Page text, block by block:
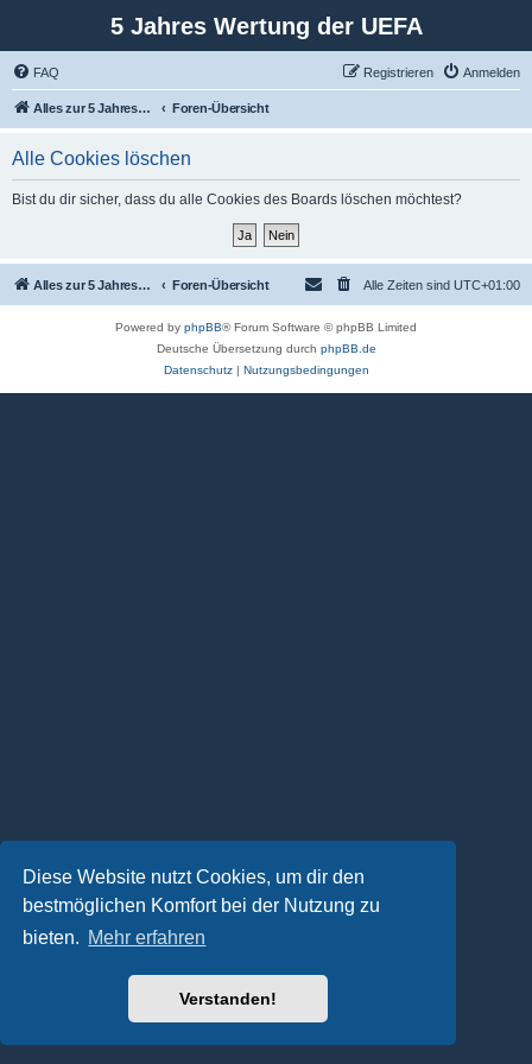
Diese Website nutzt Cookies, um dir den
bestmöglichen Komfort bei der Nutzung zu
bieten. Mehr erfahren
Verstanden!
5 Jahres Wertung der UEFA
FAQ Anmelden
Registrieren
Alles zur 5 Jahreswertung / Tabelle der UEFA mit vielen Statistiken. Foren-Übersicht
Alle Cookies löschen
Bist du dir sicher, dass du alle Cookies des Boards löschen möchtest?
Alles zur 5 Jahreswertung / Tabelle der UEFA mit vielen Statistiken. Foren-Übersicht Alle Zeiten sind UTC+01:00
Powered by phpBB® Forum Software © phpBB Limited
Deutsche Übersetzung durch phpBB.de
Datenschutz| Nutzungsbedingungen